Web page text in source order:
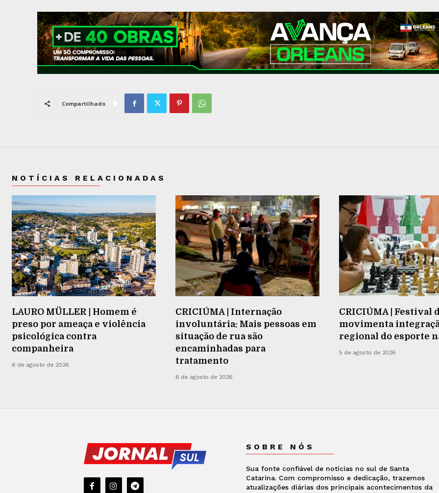
Compartilhado
NOTÍCIAS RELACIONADAS
LAURO MÜLLER | Homem é
preso por ameaça e violência
psicológica contra
companheira
6 de agosto de 2026
CRICIÚMA | Internação
involuntária: Mais pessoas em
situação de rua são
encaminhadas para
tratamento
6 de agosto de 2026
CRICIÚMA | Festival
movimenta
regional do esporte
5 de agosto de 2026
SOBRE NÓS
Sua fonte confiável de notícias no sul de Santa
Catarina. Com compromisso e dedicação, trazemos
atualizações diárias dos principais acontecimentos da